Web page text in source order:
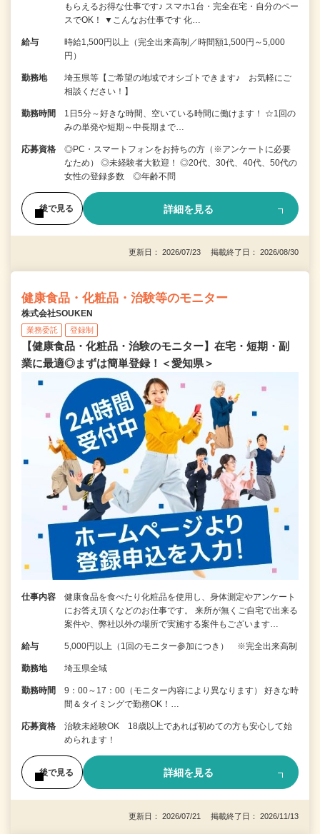
もらえるお得な仕事です♪ スマホ1台・完全在宅・自分のペー
スでOK！ ▼こんなお仕事です 化…
給与
時給1,500円以上（完全出来高制／時間額1,500円～5,000
円）
勤務地
埼玉県等【ご希望の地域でオシゴトできます♪ お気軽にご
相談ください！】
勤務時間
1日5分～好きな時間、空いている時間に働けます！ ☆1回の
みの単発や短期～中長期まで…
応募資格
◎PC・スマートフォンをお持ちの方（※アンケートに必要
なため） ◎未経験者大歓迎！ ◎20代、30代、40代、50代の
女性の登録多数 ◎年齢不問
後で見る 詳細を見る
更新日： 2026/07/23 掲載終了日： 2026/08/30
健康食品・化粧品・治験等のモニター
株式会社SOUKEN
業務委託 登録制
【健康食品・化粧品・治験のモニター】在宅・短期・副
業に最適◎まずは簡単登録！＜愛知県＞
仕事内容
健康食品を食べたり化粧品を使用し、身体測定やアンケート
にお答え頂くなどのお仕事です。 来所が無くご自宅で出来る
案件や、弊社以外の場所で実施する案件もございます…
給与 5,000円以上（1回のモニター参加につき） ※完全出来高制
勤務地 埼玉県全域
勤務時間
9：00～17：00（モニター内容により異なります） 好きな時
間＆タイミングで勤務OK！…
応募資格
治験未経験OK 18歳以上であれば初めての方も安心して始
められます！
後で見る 詳細を見る
更新日： 2026/07/21 掲載終了日： 2026/11/13